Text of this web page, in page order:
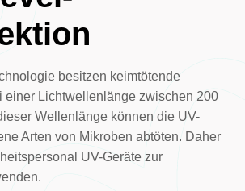
besitzen keimtötende
einer Lichtwellenlänge zwischen 200
Wellenlänge können die UV-
Arten von Mikroben abtöten. Daher
UV-Geräte zur